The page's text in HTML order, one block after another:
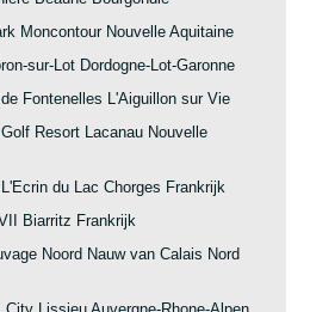
Moncontour Nouvelle Aquitaine
sur-Lot Dordogne-Lot-Garonne
Fontenelles L'Aiguillon sur Vie
Resort Lacanau Nouvelle
du Lac Chorges Frankrijk
Biarritz Frankrijk
Noord Nauw van Calais Nord